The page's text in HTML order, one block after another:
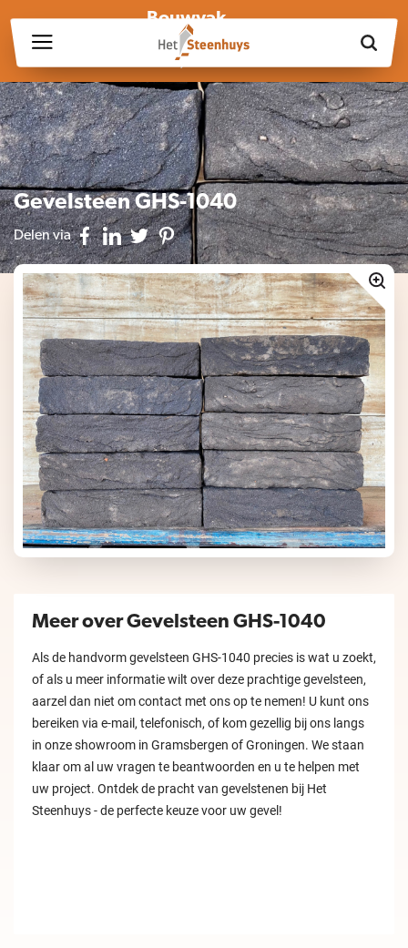
Bouwvak
Wij zijn wegens de bouwvak gesloten op vrijdag 17 juli en in
week 30, 31 en 32.
Gevelsteen GHS-1040
Delen via
Meer over Gevelsteen GHS-1040
Als de handvorm gevelsteen GHS-1040 precies is wat u zoekt,
of als u meer informatie wilt over deze prachtige gevelsteen,
aarzel dan niet om contact met ons op te nemen! U kunt ons
bereiken via e-mail, telefonisch, of kom gezellig bij ons langs
in onze showroom in Gramsbergen of Groningen. We staan
klaar om al uw vragen te beantwoorden en u te helpen met
uw project. Ontdek de pracht van gevelstenen bij Het
Steenhuys - de perfecte keuze voor uw gevel!